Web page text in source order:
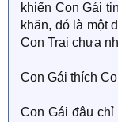
khiến Con Gái
khăn, đó là một
Con Trai chưa
Con Gái thích
Con Gái đâu